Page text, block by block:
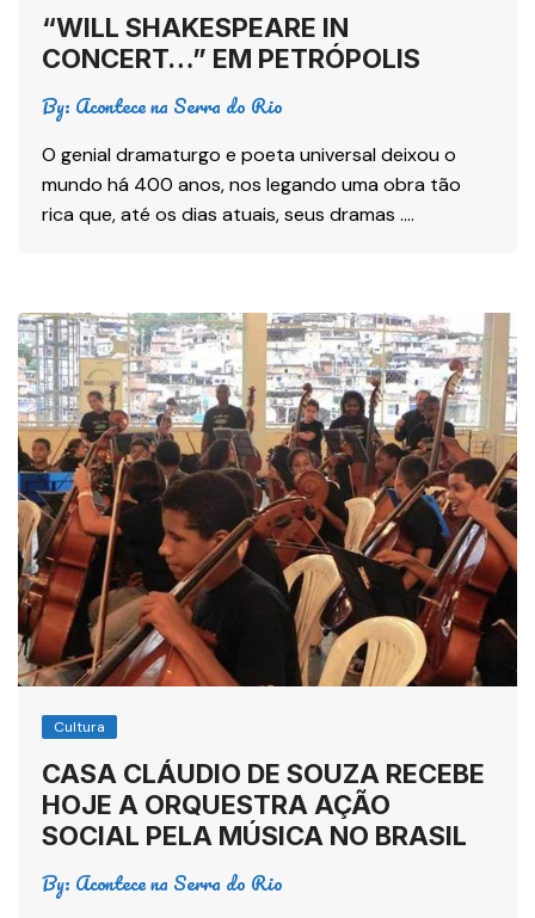
“WILL SHAKESPEARE IN
CONCERT…” EM PETRÓPOLIS
By: Acontece na Serra do Rio
O genial dramaturgo e poeta universal deixou o
mundo há 400 anos, nos legando uma obra tão
rica que, até os dias atuais, seus dramas ….
Cultura
CASA CLÁUDIO DE SOUZA RECEBE
HOJE A ORQUESTRA AÇÃO
SOCIAL PELA MÚSICA NO BRASIL
By: Acontece na Serra do Rio